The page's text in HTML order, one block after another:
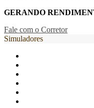
GERANDO
Fale com o Corretor
Simuladores